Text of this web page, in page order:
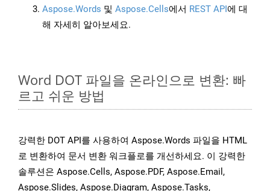
Aspose.Words 및 Aspose.Cells에서 REST API에 대
해 자세히 알아보세요.
Word DOT 파일을 온라인으로 변환: 빠
르고 쉬운 방법
강력한 DOT API를 사용하여 Aspose.Words 파일을 HTML
로 변환하여 문서 변환 워크플로를 개선하세요. 이 강력한
솔루션은 Aspose.Cells, Aspose.PDF, Aspose.Email,
Aspose.Slides, Aspose.Diagram, Aspose.Tasks,